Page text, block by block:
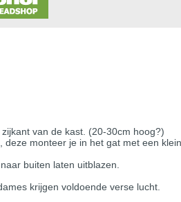
van de kast. (20-30cm hoog?)
monteer je in het gat met een
buiten laten uitblazen.
krijgen voldoende verse lucht.